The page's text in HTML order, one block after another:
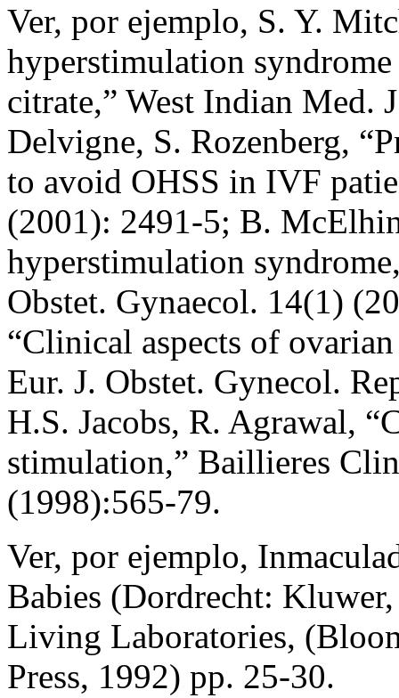
Ver, por ejemplo, S. Y.
hyperstimulation
citrate,” West Indian Med.
Delvigne, S. Rozenberg,
to avoid OHSS in IVF
(2001): 2491-5; B.
hyperstimulation
Obstet. Gynaecol. 14(1)
“Clinical aspects of
Eur. J. Obstet. Gynecol.
H.S. Jacobs, R. Agrawal,
stimulation,” Baillieres
(1998):565-79.
Ver, por ejemplo,
Babies (Dordrecht:
Living Laboratories,
Press, 1992) pp. 25-30.